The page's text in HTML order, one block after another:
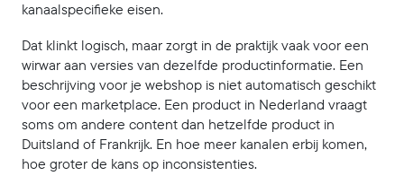
kanaalspecifieke eisen.
Dat klinkt logisch, maar zorgt in de praktijk vaak voor een
wirwar aan versies van dezelfde productinformatie. Een
beschrijving voor je webshop is niet automatisch geschikt
voor een marketplace. Een product in Nederland vraagt
soms om andere content dan hetzelfde product in
Duitsland of Frankrijk. En hoe meer kanalen erbij komen,
hoe groter de kans op inconsistenties.